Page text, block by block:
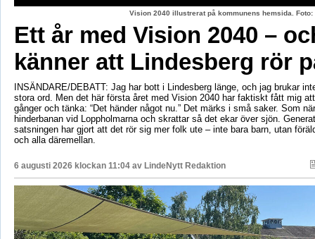
Vision 2040 illustrerat på kommunens hemsida.
Ett år med Vision 2040 –
känner att Lindesberg rör
INSÄNDARE/DEBATT: Jag har bott i Lindesberg länge, och jag brukar
stora ord. Men det här första året med Vision 2040 har faktiskt fått mig
gånger och tänka: “Det händer något nu.” Det märks i små saker. Som
hinderbanan vid Loppholmarna och skrattar så det ekar över sjön.
satsningen har gjort att det rör sig mer folk ute – inte bara barn, utan
och alla däremellan.
6 augusti 2026 klockan 11:04 av LindeNytt Redaktion